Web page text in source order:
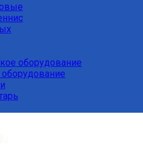
оборудование